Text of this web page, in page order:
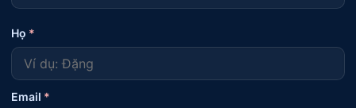
Họ *
Email *